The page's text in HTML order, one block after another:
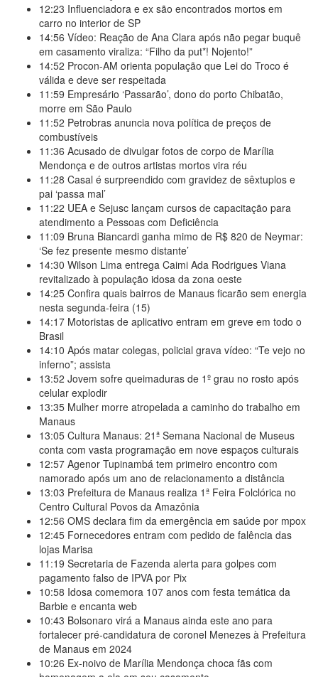
12:23 Influenciadora e ex são encontrados mortos em
carro no interior de SP
14:56 Vídeo: Reação de Ana Clara após não pegar buquê
em casamento viraliza: “Filho da put*! Nojento!”
14:52 Procon-AM orienta população que Lei do Troco é
válida e deve ser respeitada
11:59 Empresário ‘Passarão’, dono do porto Chibatão,
morre em São Paulo
11:52 Petrobras anuncia nova política de preços de
combustíveis
11:36 Acusado de divulgar fotos de corpo de Marília
Mendonça e de outros artistas mortos vira réu
11:28 Casal é surpreendido com gravidez de sêxtuplos e
pai ‘passa mal’
11:22 UEA e Sejusc lançam cursos de capacitação para
atendimento a Pessoas com Deficiência
11:09 Bruna Biancardi ganha mimo de R$ 820 de Neymar:
‘Se fez presente mesmo distante’
14:30 Wilson Lima entrega Caimi Ada Rodrigues Viana
revitalizado à população idosa da zona oeste
14:25 Confira quais bairros de Manaus ficarão sem energia
nesta segunda-feira (15)
14:17 Motoristas de aplicativo entram em greve em todo o
Brasil
14:10 Após matar colegas, policial grava vídeo: “Te vejo no
inferno”; assista
13:52 Jovem sofre queimaduras de 1º grau no rosto após
celular explodir
13:35 Mulher morre atropelada a caminho do trabalho em
Manaus
13:05 Cultura Manaus: 21ª Semana Nacional de Museus
conta com vasta programação em nove espaços culturais
12:57 Agenor Tupinambá tem primeiro encontro com
namorado após um ano de relacionamento a distância
13:03 Prefeitura de Manaus realiza 1ª Feira Folclórica no
Centro Cultural Povos da Amazônia
12:56 OMS declara fim da emergência em saúde por mpox
12:45 Fornecedores entram com pedido de falência das
lojas Marisa
11:19 Secretaria de Fazenda alerta para golpes com
pagamento falso de IPVA por Pix
10:58 Idosa comemora 107 anos com festa temática da
Barbie e encanta web
10:43 Bolsonaro virá a Manaus ainda este ano para
fortalecer pré-candidatura de coronel Menezes à Prefeitura
de Manaus em 2024
10:26 Ex-noivo de Marília Mendonça choca fãs com